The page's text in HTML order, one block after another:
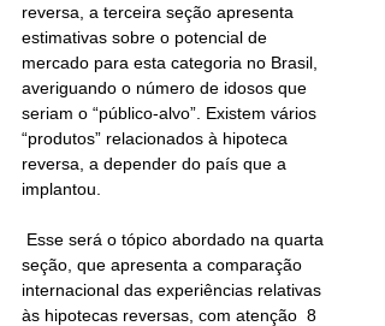
reversa, a terceira seção apresenta
estimativas sobre o potencial de
mercado para esta categoria no Brasil,
averiguando o número de idosos que
seriam o “público-alvo”. Existem vários
“produtos” relacionados à hipoteca
reversa, a depender do país que a
implantou.
seção, que apresenta a comparação
internacional das experiências relativas
às hipotecas reversas, com atenção  8